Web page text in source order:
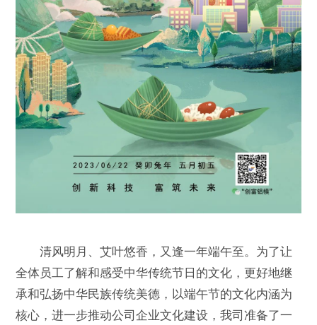
清风明月、艾叶悠香，又逢一年端午至。为了让
全体员工了解和感受中华传统节日的文化，更好地继
承和弘扬中华民族传统美德，以端午节的文化内涵为
核心，进一步推动公司企业文化建设，我司准备了一